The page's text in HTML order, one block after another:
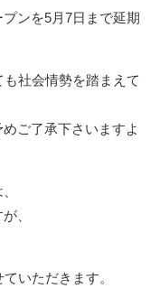
ンを5月7日まで延期
社会情勢を踏まえて
ご了承下さいますよ
、
いただきます。